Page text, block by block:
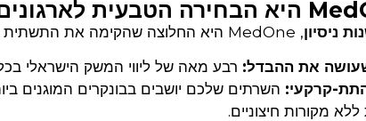
, MedOne היא החלוצה שהקימה את התשתית הדיגיטלית של המדינה.
שעושה את ההבדל: רבע מאה של ליווי המשק הישראלי בכל
קרקעי: השרתים שלכם יושבים בבונקרים המוגנים